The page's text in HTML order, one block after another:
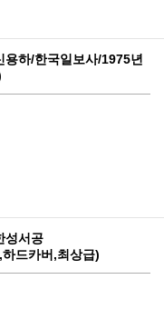
하/한국일보사/1975년
성서공
드카버,최상급)